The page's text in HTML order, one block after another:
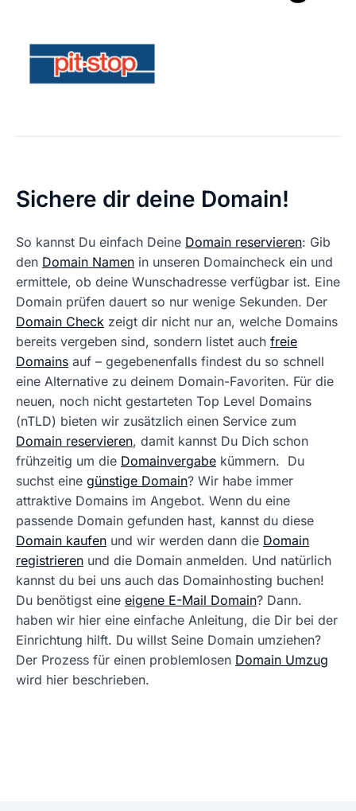
Sichere dir deine Domain!
So kannst Du einfach Deine Domain reservieren: Gib
den Domain Namen in unseren Domaincheck ein und
ermittele, ob deine Wunschadresse verfügbar ist. Eine
Domain prüfen dauert so nur wenige Sekunden. Der
Domain Check zeigt dir nicht nur an, welche Domains
bereits vergeben sind, sondern listet auch freie
Domains auf – gegebenenfalls findest du so schnell
eine Alternative zu deinem Domain-Favoriten. Für die
neuen, noch nicht gestarteten Top Level Domains
(nTLD) bieten wir zusätzlich einen Service zum
Domain reservieren, damit kannst Du Dich schon
frühzeitig um die Domainvergabe kümmern. Du
suchst eine günstige Domain? Wir habe immer
attraktive Domains im Angebot. Wenn du eine
passende Domain gefunden hast, kannst du diese
Domain kaufen und wir werden dann die Domain
registrieren und die Domain anmelden. Und natürlich
kannst du bei uns auch das Domainhosting buchen!
Du benötigst eine eigene E-Mail Domain? Dann.
haben wir hier eine einfache Anleitung, die Dir bei der
Einrichtung hilft. Du willst Seine Domain umziehen?
Der Prozess für einen problemlosen Domain Umzug
wird hier beschrieben.